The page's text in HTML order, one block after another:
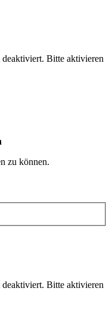
Bitte aktivieren
zu können.
Bitte aktivieren